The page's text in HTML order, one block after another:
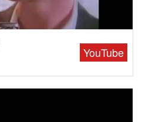
YouTube